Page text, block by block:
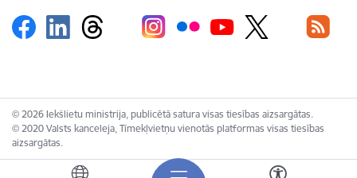
© 2026 Iekšlietu ministrija, publicētā satura visas tiesības aizsargātas.
© 2020 Valsts kanceleja, Tīmekļvietņu vienotās platformas visas tiesības
aizsargātas.